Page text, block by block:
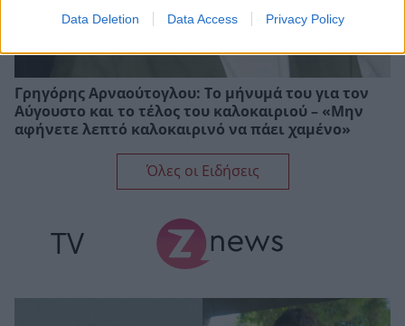
Data Deletion Data Access Privacy Policy
Γρηγόρης Αρναούτογλου: Το μήνυμά του για τον
Αύγουστο και το τέλος του καλοκαιριού – «Μην
αφήνετε λεπτό καλοκαιρινό να πάει χαμένο»
Όλες οι Ειδήσεις
TV